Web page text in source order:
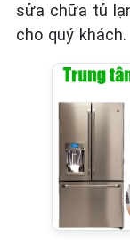
sửa chữa tủ
cho quý khách.